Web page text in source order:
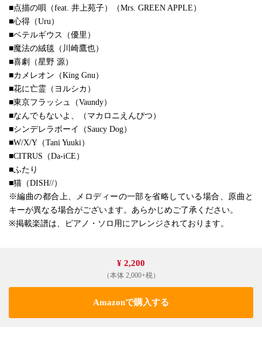
■点描の唄（feat. 井上苑子）（Mrs. GREEN APPLE）
■心得（Uru）
■ベテルギウス（優里）
■魔法の絨毯（川崎鷹也）
■喜劇（星野 源）
■カメレオン（King Gnu）
■花に亡霊（ヨルシカ）
■東京フラッシュ（Vaundy）
■なんでもないよ、（マカロニえんぴつ）
■シンデレラボーイ（Saucy Dog）
■W/X/Y（Tani Yuuki）
■CITRUS（Da-iCE）
■ふたり
■猫（DISH//）
※編曲の都合上、メロディーの一部を省略している場合、原曲と
キーが異なる場合がございます。あらかじめご了承ください。
※掲載楽譜は、ピアノ・ソロ用にアレンジされております。
¥ 2,200
（本体 2,000+税）
Amazonで購入する